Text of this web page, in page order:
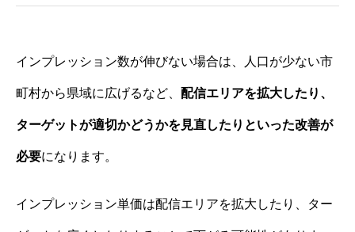
インプレッション数が伸びない場合は、人口が少ない市
町村から県域に広げるなど、 配信エリアを拡大したり、
ターゲットが適切かどうかを見直したりといった改善が
必要になります。
インプレッション単価は配信エリアを拡大したり、ター